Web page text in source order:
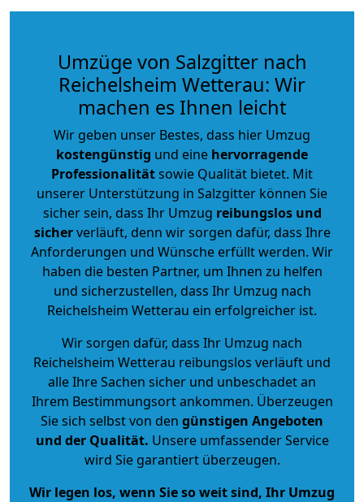
Umzüge von Salzgitter nach
Reichelsheim Wetterau: Wir
machen es Ihnen leicht
Wir geben unser Bestes, dass hier Umzug
kostengünstig und eine hervorragende
Professionalitätsowie Qualität bietet. Mit
unserer Unterstützung in Salzgitter können Sie
sicher sein, dass Ihr Umzug reibungslos und
sicherverläuft, denn wir sorgen dafür, dass Ihre
Anforderungen und Wünsche erfüllt werden. Wir
haben die besten Partner, um Ihnen zu helfen
und sicherzustellen, dass Ihr Umzug nach
Reichelsheim Wetterau ein erfolgreicher ist.
Wir sorgen dafür, dass Ihr Umzug nach
Reichelsheim Wetterau reibungslos verläuft und
alle Ihre Sachen sicher und unbeschadet an
Ihrem Bestimmungsort ankommen. Überzeugen
Sie sich selbst von den günstigen Angeboten
und der Qualität. Unsere umfassender Service
wird Sie garantiert überzeugen.
Wir legen los, wenn Sie so weit sind, Ihr Umzug